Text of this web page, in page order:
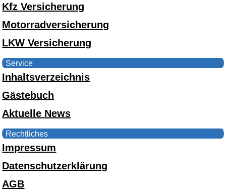
Kfz Versicherung
Motorradversicherung
LKW Versicherung
Service
Inhaltsverzeichnis
Gästebuch
Aktuelle News
Rechtliches
Impressum
Datenschutzerklärung
AGB